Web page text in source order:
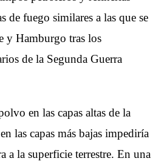
de fuego similares a las que se
y Hamburgo tras los
de la Segunda Guerra
en las capas altas de la
las capas más bajas impediría
a la superficie terrestre. En una